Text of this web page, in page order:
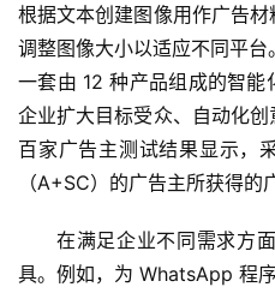
程
A
I
V
P
根据文本创建图像用作广告
调整图像大小以适应不同平
一套由 12 种产品组成的智能
企业扩大目标受众、自动化
百家广告主测试结果显示，
（A+SC）的广告主所获得的
在满足企业不同需求方
具。例如，为 WhatsApp 程